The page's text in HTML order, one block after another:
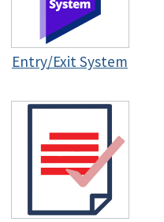
Entry/Exit System